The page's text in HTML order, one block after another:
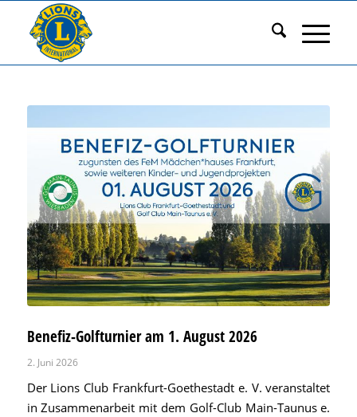
Benefiz-Golfturnier am 1. August 2026
2. Juni 2026
Der Lions Club Frankfurt-Goethestadt e. V. veranstaltet
in Zusammenarbeit mit dem Golf-Club Main-Taunus e.